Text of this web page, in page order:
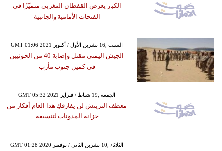
الكبار يعرض القفطان المغربي متميّزًا في
الفتحات الأمامية والجانبية
GMT 01:06 2021 السبت ,16 تشرين الأول / أكتوبر
الجيش اليمني مقتل وإصابة 40 من الحوثيين
في كمين جنوب مأرب
GMT 05:32 2021 الجمعة ,19 شباط / فبراير
معطف الترينش لن يفارقكِ هذا العام أفكار من
خزانة المدونات لتنسيقه
GMT 01:28 2020 الثلاثاء ,10 تشرين الثاني / نوفمبر